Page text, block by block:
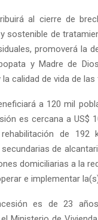
al cierre de
sostenible de
promoverá la
y Madre de
calidad de vida de las
a 120 mil
es cercana a US$
de 192
de
domiciliarias a la
e implementar
es de 23